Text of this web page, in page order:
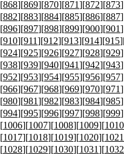
[868][869][870][871][872][873
[882][883][884][885][886][887
[896][897][898][899][900][901
[910][911][912][913][914][915
[924][925][926][927][928][929
[938][939][940][941][942][943
[952][953][954][955][956][957
[966][967][968][969][970][971
[980][981][982][983][984][985
[994][995][996][997][998][999
[1006][1007][1008][1009][1010
[1017][1018][1019][1020][1021
[1028][1029][1030][1031][1032